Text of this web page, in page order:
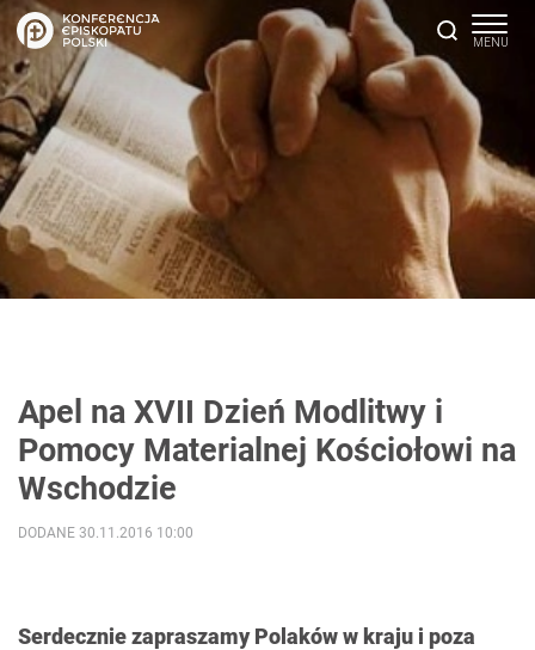
Apel na XVII Dzień Modlitwy i
Pomocy Materialnej Kościołowi na
Wschodzie
Serdecznie zapraszamy Polaków w kraju i poza
DODANE 30.11.2016 10:00